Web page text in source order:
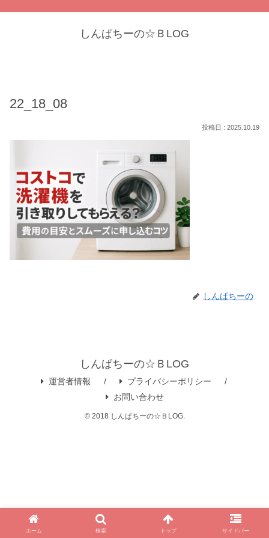
しんぱちーの☆ＢLOG
22_18_08
2025.10.19
しんぱちーの
しんぱちーの☆ＢLOG
運営者情報
プライバシーポリシー
お問い合わせ
© 2018 しんぱちーの☆ＢLOG.
ホーム 検索 トップ サイドバー